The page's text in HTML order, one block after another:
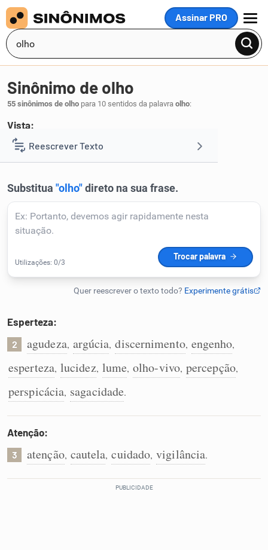
Assinar PRO
MENU
Reescrever Texto
Corrigir Texto
Humanizador de IA
Cata-letras
Conexões
Caça-palavras
Dicionário
Sinônimo de olho
55 sinônimos de olho para 10 sentidos da palavra olho:
Vista:
1 visão,olhar,vista
Esperteza:
2 agudeza, argúcia, discernimento, engenho,
esperteza, lucidez, lume, olho-vivo, percepção,
perspicácia, sagacidade.
Atenção:
3 atenção, cautela, cuidado, vigilância.